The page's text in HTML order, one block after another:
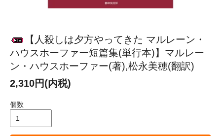
【人殺しは夕方やってきた マルレーン・
ハウスホーファー短篇集(単行本)】マルレー
ン・ハウスホーファー(著),松永美穂(翻訳)
2,310円(内税)
個数